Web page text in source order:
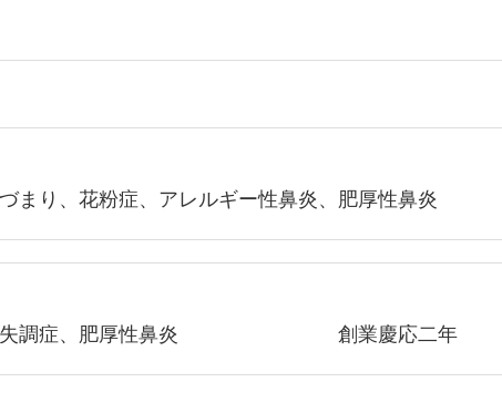
まり、花粉症、アレルギー性鼻炎、肥厚性鼻炎
神経失調症、肥厚性鼻炎 創業慶応二年